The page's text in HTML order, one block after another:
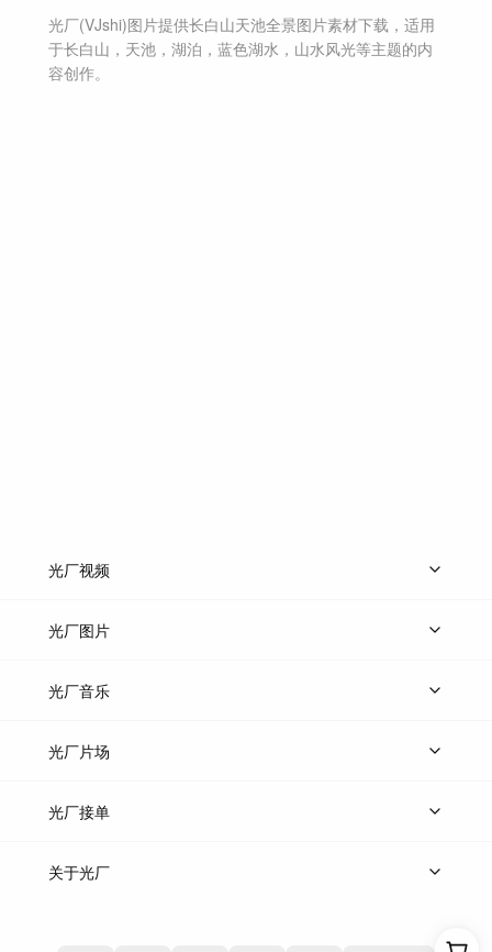
光厂(VJshi)图片提供长白山天池全景图片素材下载，适用
于长白山，天池，湖泊，蓝色湖水，山水风光等主题的内
容创作。
光厂视频
上传视频
光厂图片
上传图片
光厂音乐
热门音乐
光厂片场
上传案例
光厂接单
上架服务
关于光厂